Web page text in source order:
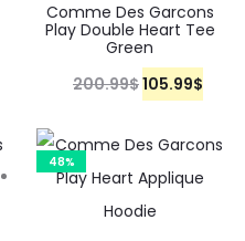
Comme Des Garcons
Play Double Heart Tee
Green
200.99$105.99$
48%